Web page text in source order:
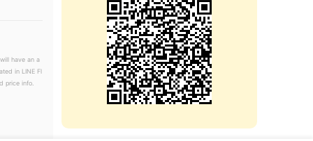
have an a
in LINE Fl
price info.